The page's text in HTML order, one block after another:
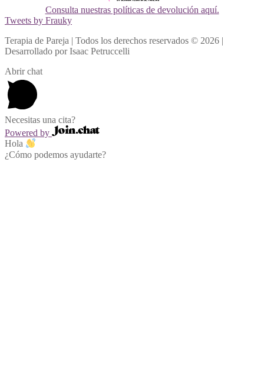
Consulta nuestras políticas de devolución aquí.
Tweets by Frauky
Terapia de Pareja | Todos los derechos reservados © 2026 |
Desarrollado por Isaac Petruccelli
Abrir chat
Necesitas una cita?
Powered by
Hola
¿Cómo podemos ayudarte?